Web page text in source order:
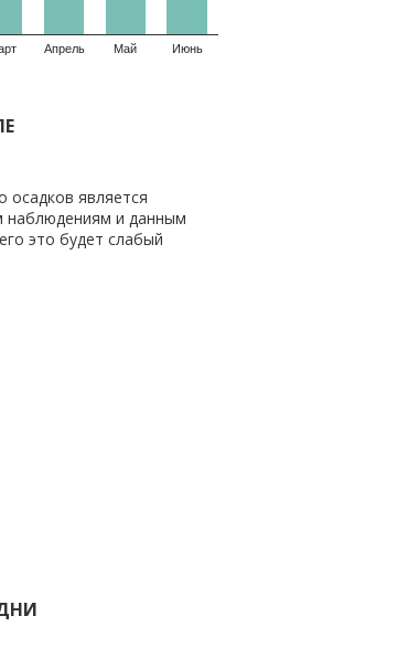
Апрель Май Июнь
осадков является
наблюдениям и данным
это будет слабый